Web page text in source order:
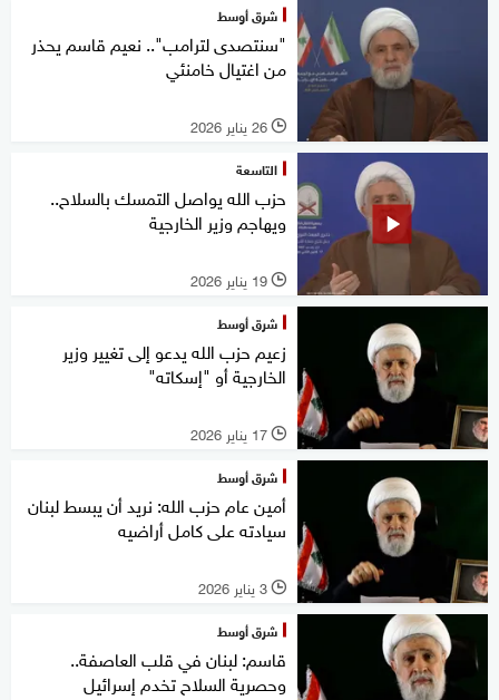
شرق أوسط
"سنتصدى لترامب".. نعيم قاسم يحذر
من اغتيال خامنئي
l 26 يناير 2026
التاسعة
حزب الله يواصل التمسك بالسلاح..
ويهاجم وزير الخارجية
l 19 يناير 2026
شرق أوسط
زعيم حزب الله يدعو إلى تغيير وزير
الخارجية أو "إسكاته"
l 17 يناير 2026
شرق أوسط
أمين عام حزب الله: نريد أن يبسط لبنان
سيادته على كامل أراضيه
l 3 يناير 2026
شرق أوسط
قاسم: لبنان في قلب العاصفة..
وحصرية السلاح تخدم إسرائيل